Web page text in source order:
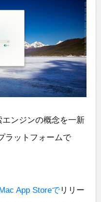
ンジンの概念を一新
ラットフォームで
App Storeでリリー